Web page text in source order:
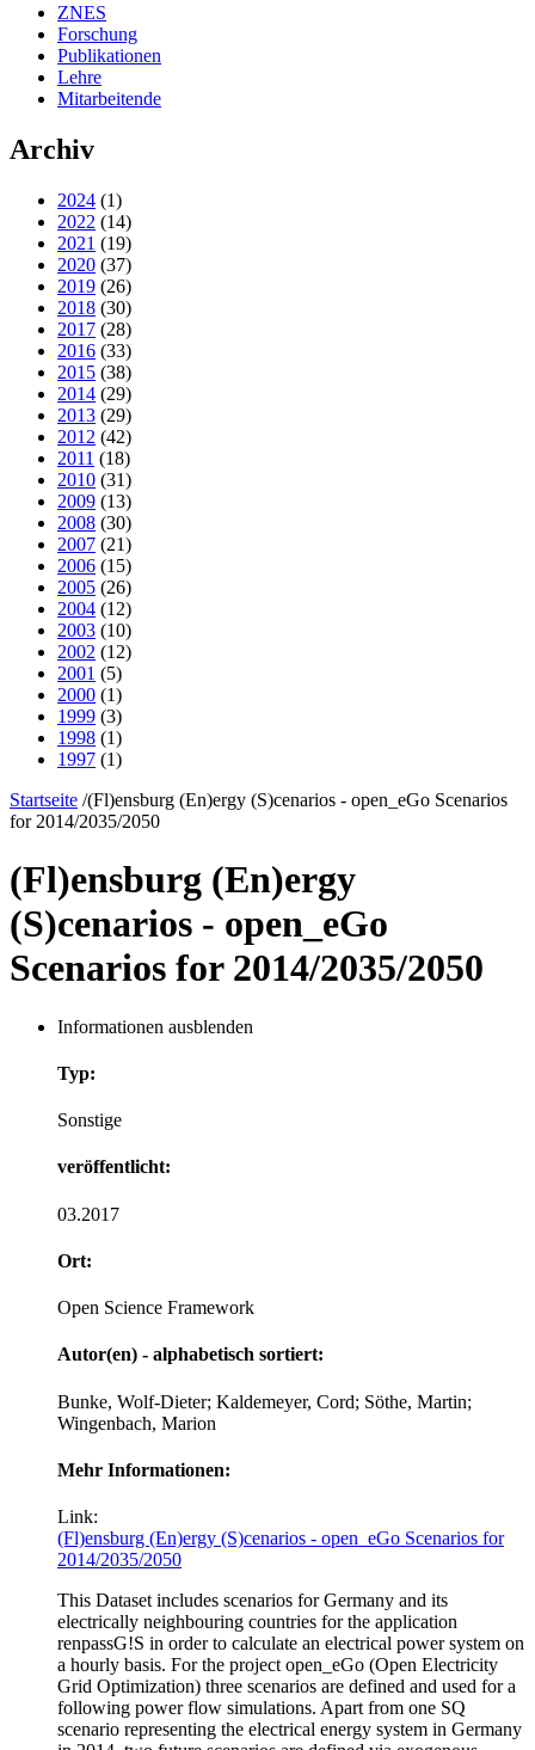
ZNES
Forschung
Publikationen
Lehre
Mitarbeitende
Archiv
2024 (1)
2022 (14)
2021 (19)
2020 (37)
2019 (26)
2018 (30)
2017 (28)
2016 (33)
2015 (38)
2014 (29)
2013 (29)
2012 (42)
2011 (18)
2010 (31)
2009 (13)
2008 (30)
2007 (21)
2006 (15)
2005 (26)
2004 (12)
2003 (10)
2002 (12)
2001 (5)
2000 (1)
1999 (3)
1998 (1)
1997 (1)
Startseite /(Fl)ensburg (En)ergy (S)cenarios - open_eGo Scenarios
for 2014/2035/2050
(Fl)ensburg (En)ergy
(S)cenarios - open_eGo
Scenarios for 2014/2035/2050
Informationen ausblenden
Typ:
Sonstige
veröffentlicht:
03.2017
Ort:
Open Science Framework
Autor(en) - alphabetisch sortiert:
Bunke, Wolf-Dieter; Kaldemeyer, Cord; Söthe, Martin;
Wingenbach, Marion
Mehr Informationen:
Link:
(Fl)ensburg (En)ergy (S)cenarios - open_eGo Scenarios for
2014/2035/2050
This Dataset includes scenarios for Germany and its
electrically neighbouring countries for the application
renpassG!S in order to calculate an electrical power system on
a hourly basis. For the project open_eGo (Open Electricity
Grid Optimization) three scenarios are defined and used for a
following power flow simulations. Apart from one SQ
scenario representing the electrical energy system in Germany